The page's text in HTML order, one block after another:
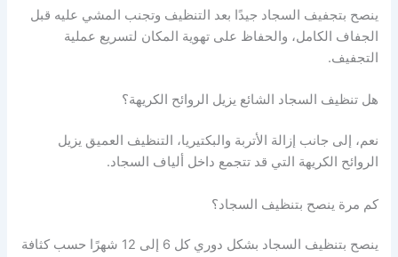
ينصح بتجفيف السجاد جيدًا بعد التنظيف وتجنب المشي عليه قبل
الجفاف الكامل، والحفاظ على تهوية المكان لتسريع عملية
التجفيف.
هل تنظيف السجاد الشائع يزيل الروائح الكريهة؟
نعم، إلى جانب إزالة الأتربة والبكتيريا، التنظيف العميق يزيل
الروائح الكريهة التي قد تتجمع داخل ألياف السجاد.
كم مرة ينصح بتنظيف السجاد؟
ينصح بتنظيف السجاد بشكل دوري كل 6 إلى 12 شهرًا حسب كثافة